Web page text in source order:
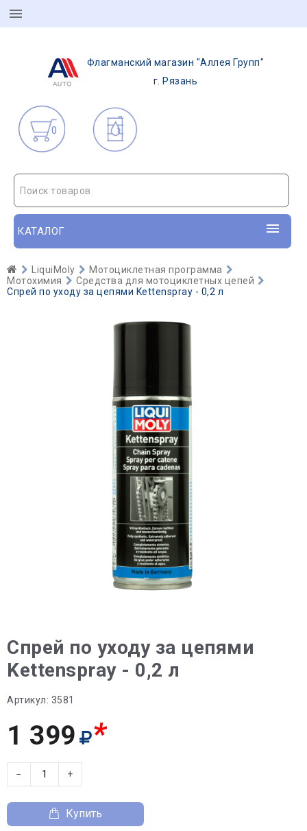
Флагманский магазин "Аллея Групп"
г. Рязань
0
Поиск товаров
КАТАЛОГ
LiquiMoly
Мотоциклетная программа
Мотохимия
Средства для мотоциклетных цепей
Спрей по уходу за цепями Kettenspray - 0,2 л
Спрей по уходу за цепями
Kettenspray - 0,2 л
Артикул: 3581
1 399 *
− +
Купить